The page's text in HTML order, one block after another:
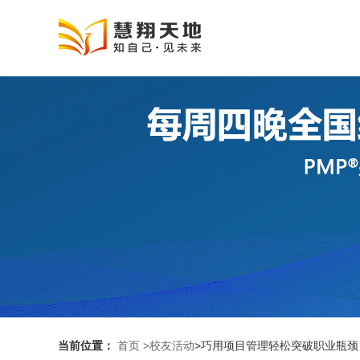
当前位置： 首页 >校友活动>巧用项目管理轻松突破职业瓶